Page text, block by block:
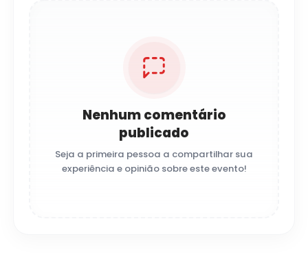
Nenhum comentário
publicado
Seja a primeira pessoa a compartilhar sua
experiência e opinião sobre este evento!